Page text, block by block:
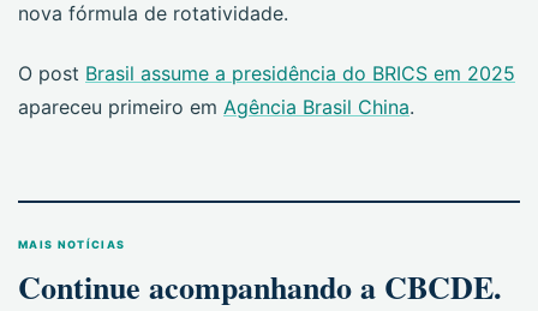
nova fórmula de rotatividade.
O post Brasil assume a presidência do BRICS em 2025
apareceu primeiro em Agência Brasil China.
MAIS NOTÍCIAS
Continue acompanhando a CBCDE.